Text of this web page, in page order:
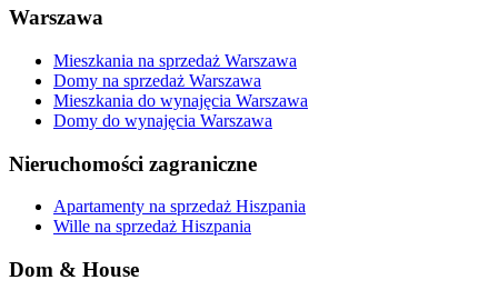
Warszawa
Mieszkania na sprzedaż Warszawa
Domy na sprzedaż Warszawa
Mieszkania do wynajęcia Warszawa
Domy do wynajęcia Warszawa
Nieruchomości zagraniczne
Apartamenty na sprzedaż Hiszpania
Wille na sprzedaż Hiszpania
Dom & House